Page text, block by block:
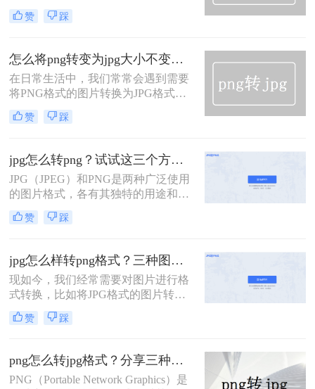
其中PNG和JPG是最为常见的两种。
PNG（Portable Network Graphics）以
受到青睐，而JPG（Joint Photographic
Experts Group）则因其较高的压缩比
和广泛的兼容性成为网络传输和打印
的首选格式
赞 踩
怎么将png转变为jpg大小不变？今天教会你4个方法！
在日常生活中，我们常常会遇到需要
将PNG格式的图片转换为JPG格式的
情况。PNG和JPG是常见的图片格
式，两者在特点和用途上有所不同。
等优势，适合用于保存图标、图形及
logo等；而JPG格式则以有损压缩为
主，适合用于保存照片、生活场景
等。那么怎么将png转变为jpg大小不
变呢？
赞 踩
jpg怎么转png？试试这三个方法吧!！
JPG（JPEG）和PNG是两种广泛使用
的图片格式，各有其独特的用途和优
点。JPG以其高效的文件压缩和相对
较好的图像质量而受到欢迎，而PNG
青睐。有时，你可能需要将JPG图片
转换为PNG格式，以保留透明度或追
求无损压缩。那么jpg怎么转png呢？
下面，我们将介绍几种将JPG转换为
PNG格式的方法。
赞 踩
jpg怎么样转png格式？三种图片格式转换的方法交给你！
现如今，我们经常需要对图片进行格
式转换，比如将JPG格式的图片转换
为PNG格式。PNG格式相对于JPG格
式更加适合图像保存。那么，jpg怎么
详细介绍这一过程，教会您如何轻松
地将JPG图片转换为PNG格式。
赞 踩
png怎么转jpg格式？分享三种图片格式转换方法！
PNG（Portable Network Graphics）是